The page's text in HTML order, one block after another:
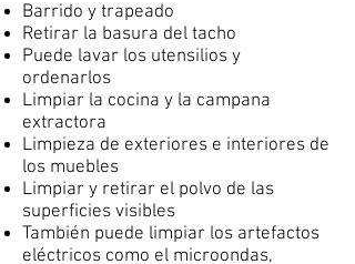
Barrido y trapeado
Retirar la basura del tacho
Puede lavar los utensilios y
ordenarlos
Limpiar la cocina y la campana
extractora
Limpieza de exteriores e interiores de
los muebles
Limpiar y retirar el polvo de las
superficies visibles
También puede limpiar los artefactos
eléctricos como el microondas,